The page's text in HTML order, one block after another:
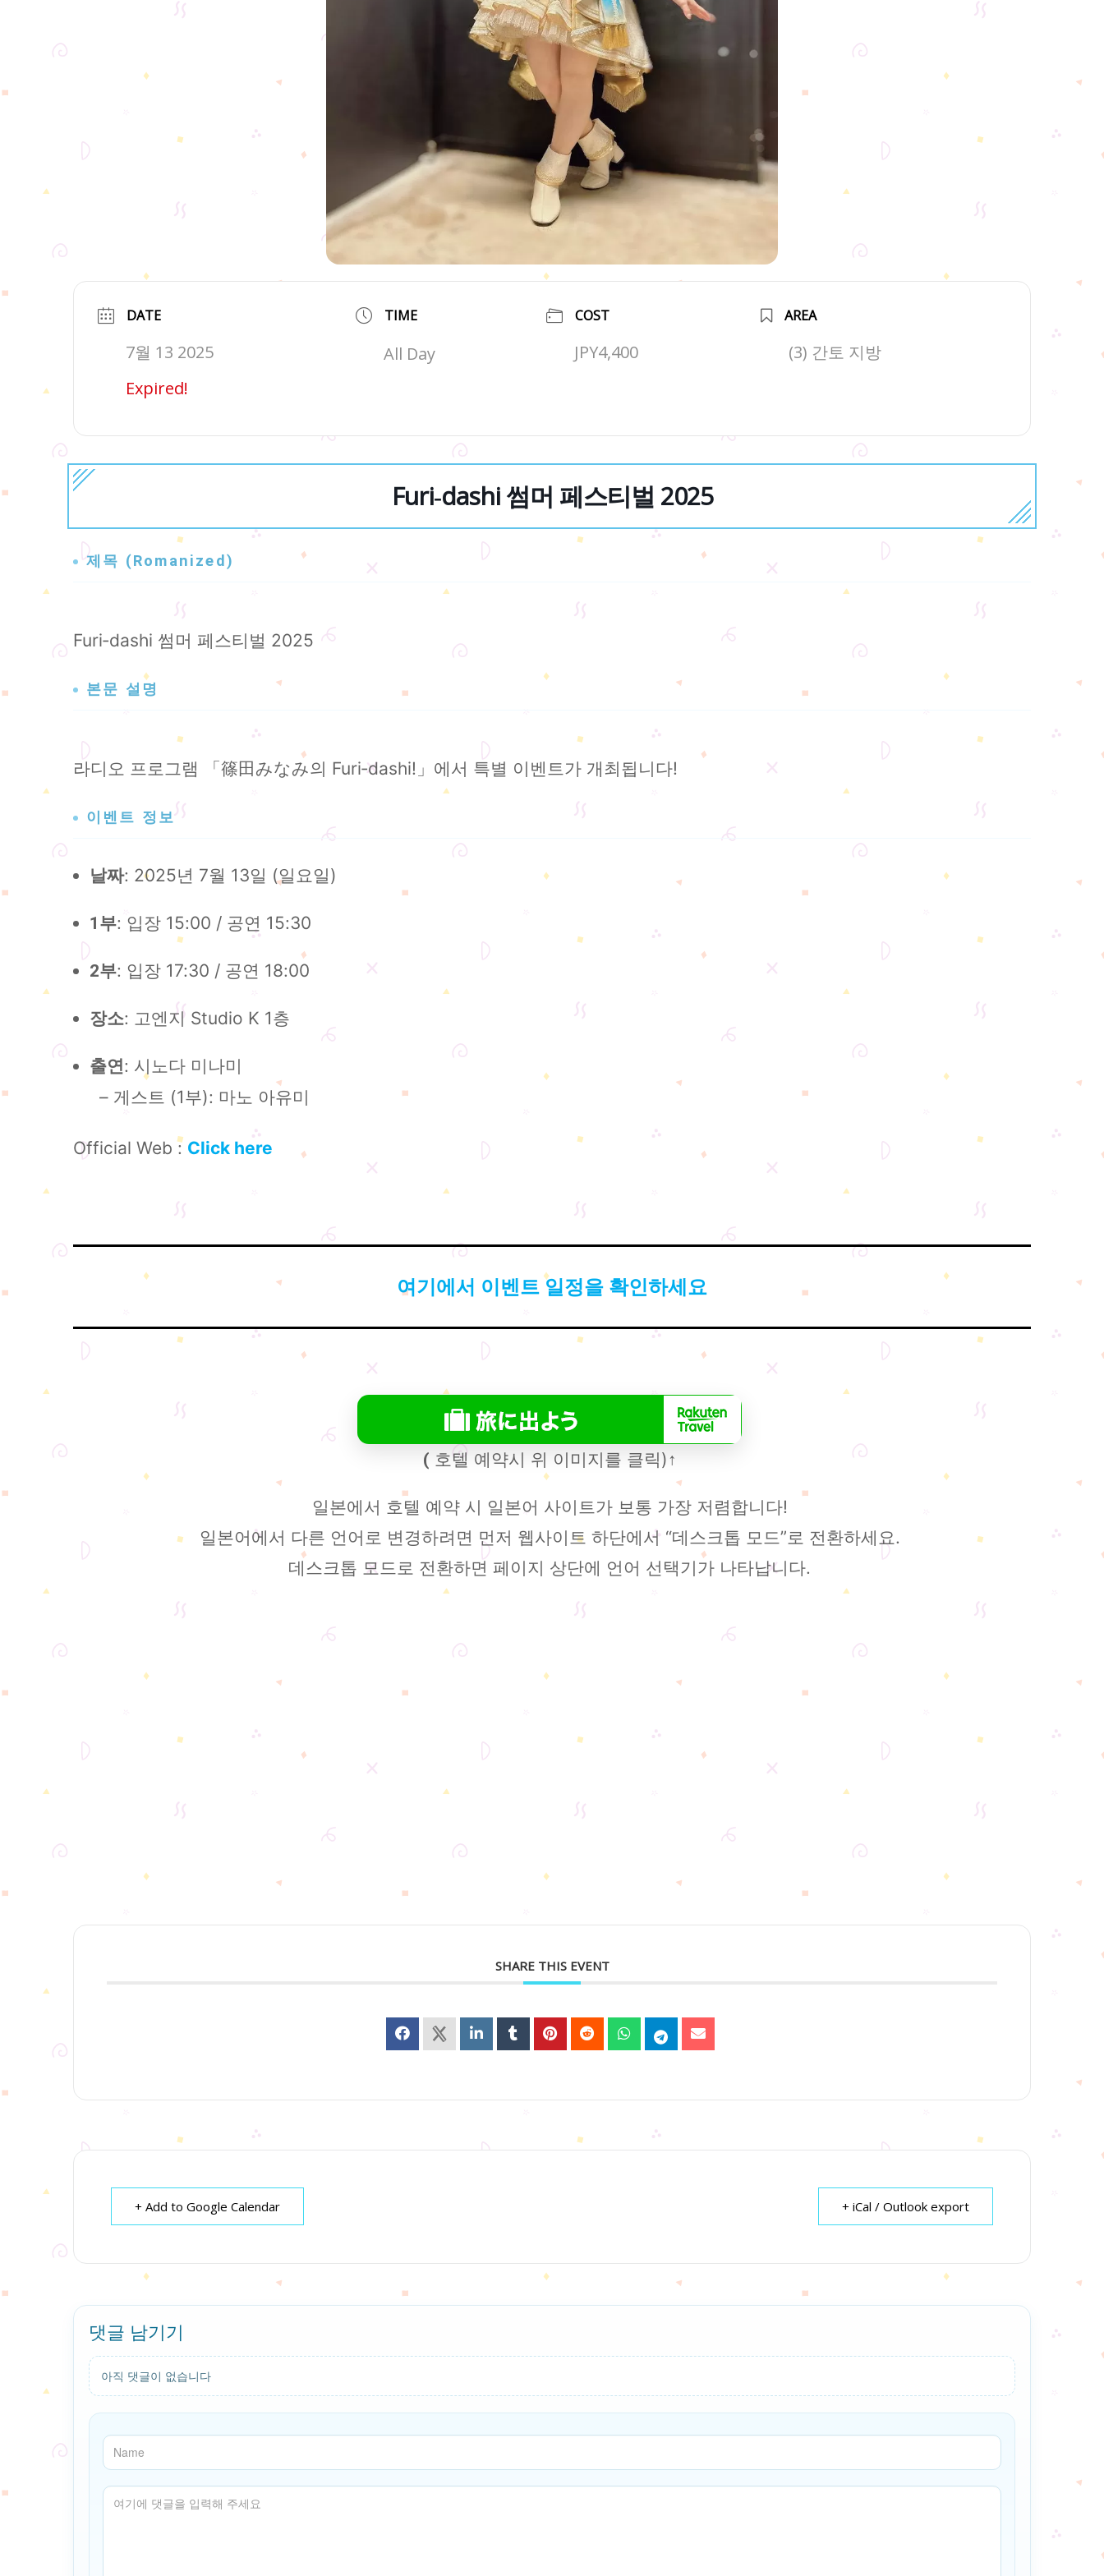
DATE
7월 13 2025
Expired!
TIME
All Day
COST
JPY4,400
AREA
(3) 간토 지방
Furi‑dashi 썸머 페스티벌 2025
제목 (Romanized)
Furi‑dashi 썸머 페스티벌 2025
본문 설명
라디오 프로그램 「篠田みなみ의 Furi‑dashi!」에서 특별 이벤트가 개최됩니다!
이벤트 정보
날짜: 2025년 7월 13일 (일요일)
1부: 입장 15:00 / 공연 15:30
2부: 입장 17:30 / 공연 18:00
장소: 고엔지 Studio K 1층
출연: 시노다 미나미
– 게스트 (1부): 마노 아유미
Official Web : Click here
여기에서 이벤트 일정을 확인하세요
( 호텔 예약시 위 이미지를 클릭)↑
일본에서 호텔 예약 시 일본어 사이트가 보통 가장 저렴합니다!
일본어에서 다른 언어로 변경하려면 먼저 웹사이트 하단에서 “데스크톱 모드”로 전환하세요.
데스크톱 모드로 전환하면 페이지 상단에 언어 선택기가 나타납니다.
SHARE THIS EVENT
+ Add to Google Calendar + iCal / Outlook export
댓글 남기기
아직 댓글이 없습니다